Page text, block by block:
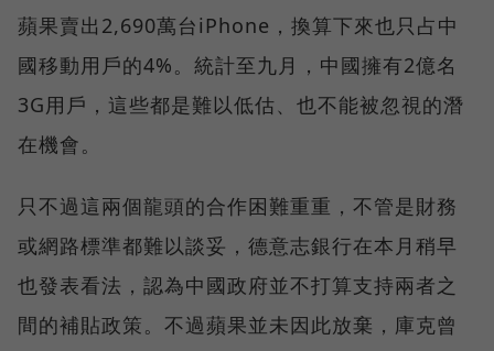
蘋果賣出2,690萬台iPhone，換算下來也只占中
國移動用戶的4%。統計至九月，中國擁有2億名
3G用戶，這些都是難以低估、也不能被忽視的潛
在機會。
只不過這兩個龍頭的合作困難重重，不管是財務
或網路標準都難以談妥，德意志銀行在本月稍早
也發表看法，認為中國政府並不打算支持兩者之
間的補貼政策。不過蘋果並未因此放棄，庫克曾